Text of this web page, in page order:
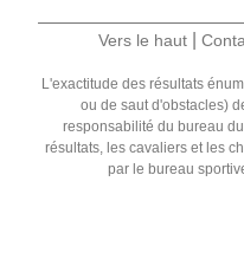
Vers le haut
L'exactitude des résultats
ou de saut d'obstacles)
responsabilité du bureau
résultats, les cavaliers et les
par le bureau